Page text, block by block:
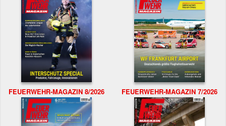
FEUERWEHR-MAGAZIN 8/2026 FEUERWEHR-MAGAZIN 7/2026